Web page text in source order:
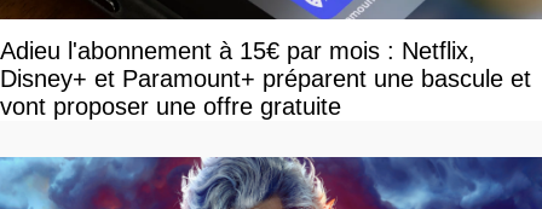
Adieu l'abonnement à 15€ par mois : Netflix,
Disney+ et Paramount+ préparent une bascule et
vont proposer une offre gratuite